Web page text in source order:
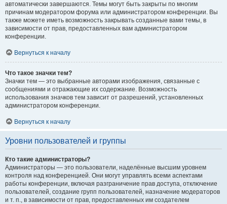
автоматически завершаются. Темы могут быть закрыты по многим
причинам модератором форума или администратором конференции. Вы
также можете иметь возможность закрывать созданные вами темы, в
зависимости от прав, предоставленных вам администратором
конференции.
Вернуться к началу
Что такое значки тем?
Значки тем — это выбранные авторами изображения, связанные с
сообщениями и отражающие их содержание. Возможность
использования значков тем зависит от разрешений, установленных
администратором конференции.
Вернуться к началу
Уровни пользователей и группы
Кто такие администраторы?
Администраторы — это пользователи, наделённые высшим уровнем
контроля над конференцией. Они могут управлять всеми аспектами
работы конференции, включая разграничение прав доступа, отключение
пользователей, создание групп пользователей, назначение модераторов
и т. п., в зависимости от прав, предоставленных им создателем